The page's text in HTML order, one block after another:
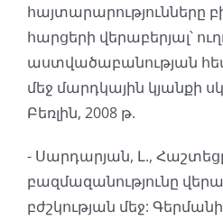
հայտարարությունները
հարցերի վերաբերյալ՝
աստվածաբանության
մեջ մարդկային կյանքի
Բեռլին, 2008 թ.
- Սարդարյան, Լ.,
բազմազանությունը
բժշկության մեջ: